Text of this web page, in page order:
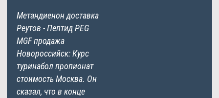
Метандиенон доставка
Реутов - Пептид PEG
MGF продажа
Новороссийск: Курс
туринабол пропионат
стоимость Москва. Он
сказал, что в конце